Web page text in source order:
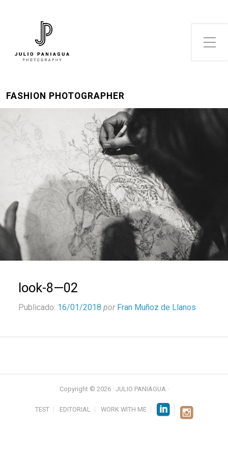
Alternar el menú lateral
FASHION PHOTOGRAPHER
look-8—02
Publicado: 16/01/2018 por Fran Muñoz de Llanos
Copyright © 2026 · JULIO PANIAGUA ·
TEST EDITORIAL WORK WITH ME